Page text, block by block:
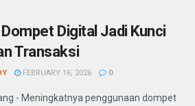
Digital Jadi Kunci
Transaksi
FEBRUARY 16, 2026 0
- Meningkatnya penggunaan dompet